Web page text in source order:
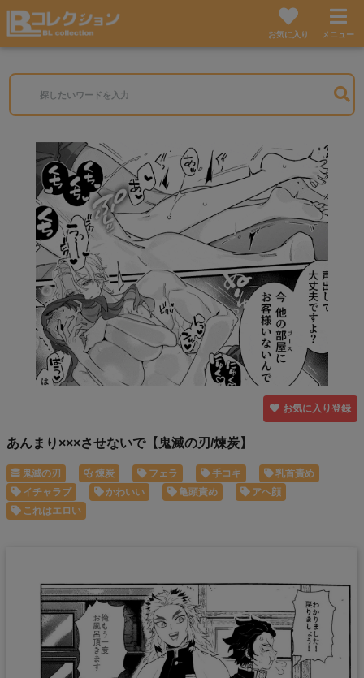
お気に入り メニュー
お気に入り登録
あんまり×××させないで【鬼滅の刃/煉炭】
鬼滅の刃 煉炭 フェラ 手コキ
乳首責め
イチャラブ
かわいい 亀頭責め
アヘ顔
これはエロい